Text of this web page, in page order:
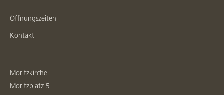
Öffnungszeiten
Kontakt
Moritzkirche
Moritzplatz 5